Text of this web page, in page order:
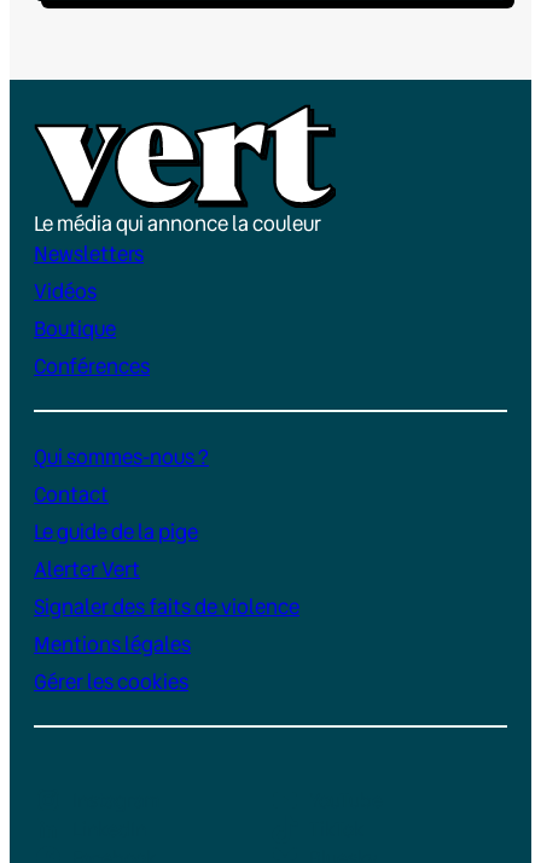
Le média qui annonce la couleur
Newsletters
Vidéos
Boutique
Conférences
Qui sommes-nous ?
Contact
Le guide de la pige
Alerter Vert
Signaler des faits de violence
Mentions légales
Gérer les cookies